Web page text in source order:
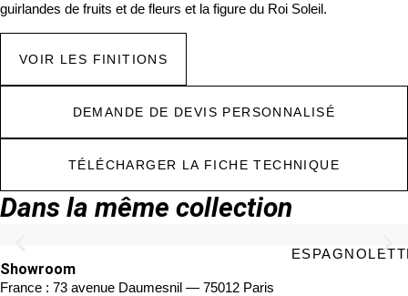
guirlandes de fruits et de fleurs et la figure du Roi Soleil.
VOIR LES FINITIONS
DEMANDE DE DEVIS PERSONNALISÉ
TÉLÉCHARGER LA FICHE TECHNIQUE
Dans la même collection
Showroom
France : 73 avenue Daumesnil — 75012 Paris